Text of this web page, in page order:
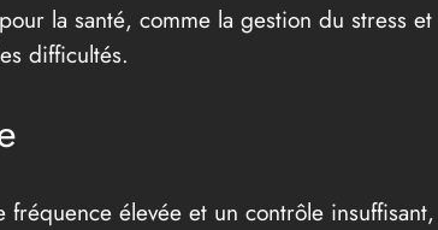
la santé, comme la gestion du stress
difficultés.
fréquence élevée et un contrôle